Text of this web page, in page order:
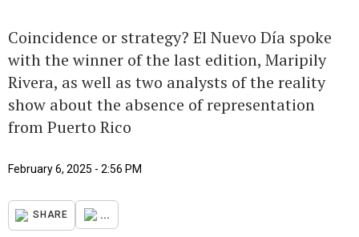
Coincidence or strategy? El Nuevo Día spoke
with the winner of the last edition, Maripily
Rivera, as well as two analysts of the reality
show about the absence of representation
from Puerto Rico
February 6, 2025 - 2:56 PM
SHARE ...